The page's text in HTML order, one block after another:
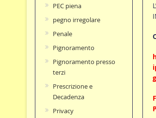
PEC piena
pegno irregolare
Penale
Pignoramento
Pignoramento presso
terzi
Prescrizione e
Decadenza
Privacy